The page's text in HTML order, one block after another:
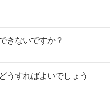
きないですか？
うすればよいでしょう